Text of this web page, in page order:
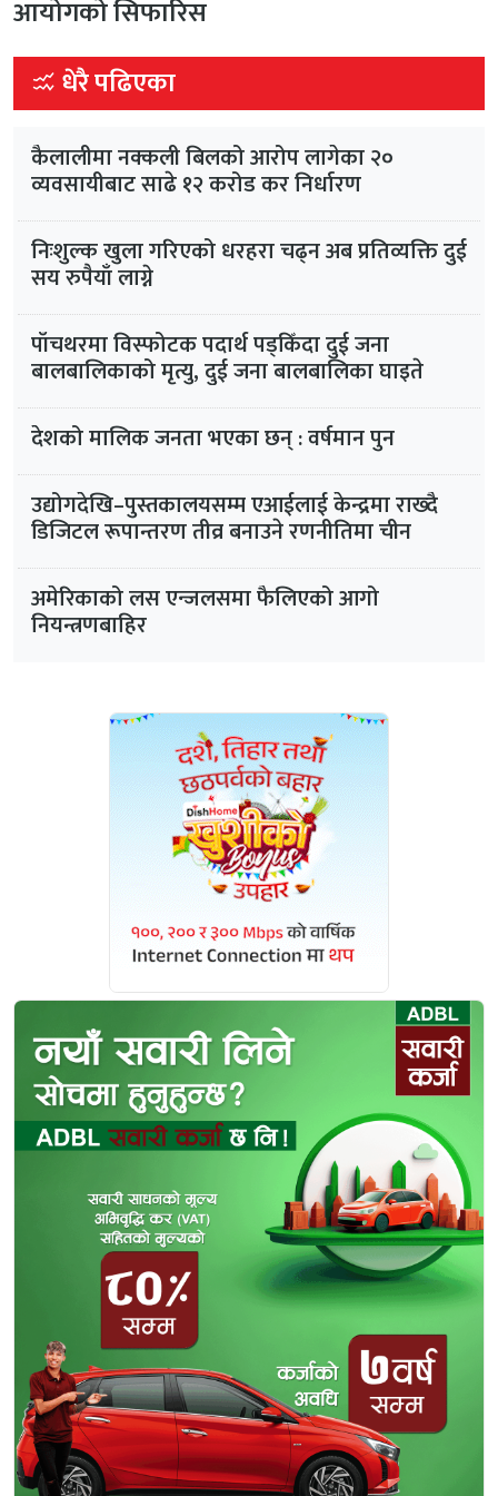
आयोगको सिफारिस
धेरै पढिएका
कैलालीमा नक्कली बिलको आरोप लागेका २०
व्यवसायीबाट साढे १२ करोड कर निर्धारण
निःशुल्क खुला गरिएको धरहरा चढ्न अब प्रतिव्यक्ति दुई
सय रुपैयाँ लाग्ने
पाँचथरमा विस्फोटक पदार्थ पड्किँदा दुई जना
बालबालिकाको मृत्यु, दुई जना बालबालिका घाइते
देशको मालिक जनता भएका छन् : वर्षमान पुन
उद्योगदेखि–पुस्तकालयसम्म एआईलाई केन्द्रमा राख्दै
डिजिटल रूपान्तरण तीव्र बनाउने रणनीतिमा चीन
अमेरिकाको लस एन्जलसमा फैलिएको आगो
नियन्त्रणबाहिर